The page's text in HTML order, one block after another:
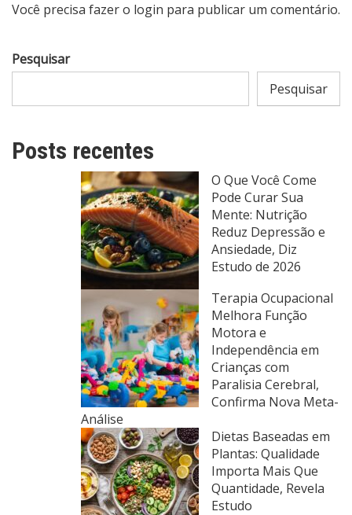
Você precisa fazer o login para publicar um comentário.
Pesquisar
Pesquisar
Posts recentes
O Que Você Come
Pode Curar Sua
Mente: Nutrição
Reduz Depressão e
Ansiedade, Diz
Estudo de 2026
Terapia Ocupacional
Melhora Função
Motora e
Independência em
Crianças com
Paralisia Cerebral,
Confirma Nova Meta-
Análise
Dietas Baseadas em
Plantas: Qualidade
Importa Mais Que
Quantidade, Revela
Estudo